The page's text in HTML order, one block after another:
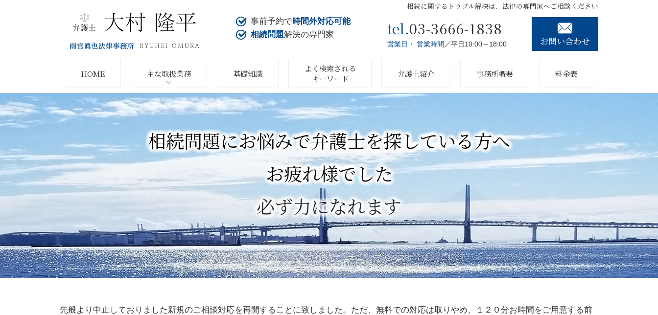
相続に関するトラブル解決は、法律の専門家へご相談ください
事前予約で時間外対応可能
相続問題解決の専門家 tel.03-3666-1838
営業日・ 営業時間 ／平日10:00～18:00 お問い合わせ
HOME 主な取扱業務 基礎知識
よく検索される
キーワード
弁護士紹介 事務所概要 料金表
相続問題にお悩みで弁護士を探している方へ
お疲れ様でした
必ず力になれます
お話聴かせてください
先般より中止しておりました新規のご相談対応を再開することに致しました。ただ、無料での対応は取りやめ、１２０分お時間をご用意する前